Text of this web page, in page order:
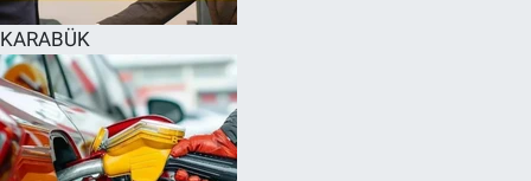
KARABÜKSon Dakika Haberleri
Haber Arşivi